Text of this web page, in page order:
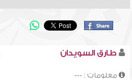
طارق السويدان
معلومات : ---